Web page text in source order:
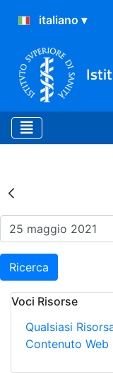
Risultati
Ricerca
Voci Risorse
Qualsiasi
Contenuto Web